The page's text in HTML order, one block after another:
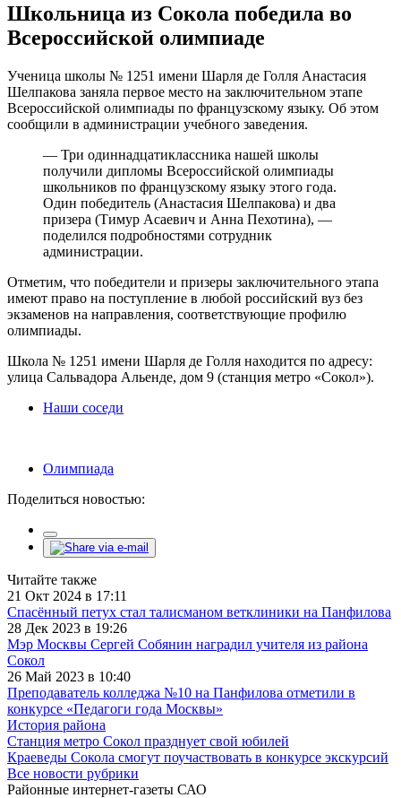
Школьница из Сокола победила во
Всероссийской олимпиаде
Ученица школы № 1251 имени Шарля де Голля Анастасия
Шелпакова заняла первое место на заключительном этапе
Всероссийской олимпиады по французскому языку. Об этом
сообщили в администрации учебного заведения.
— Три одиннадцатиклассника нашей школы
получили дипломы Всероссийской олимпиады
школьников по французскому языку этого года.
Один победитель (Анастасия Шелпакова) и два
призера (Тимур Асаевич и Анна Пехотина), —
поделился подробностями сотрудник
администрации.
Отметим, что победители и призеры заключительного этапа
имеют право на поступление в любой российский вуз без
экзаменов на направления, соответствующие профилю
олимпиады.
Школа № 1251 имени Шарля де Голля находится по адресу:
улица Сальвадора Альенде, дом 9 (станция метро «Сокол»).
Наши соседи
Олимпиада
Поделиться новостью:
Читайте также
21 Окт 2024 в 17:11
Спасённый петух стал талисманом ветклиники на Панфилова
28 Дек 2023 в 19:26
Мэр Москвы Сергей Собянин наградил учителя из района
Сокол
26 Май 2023 в 10:40
Преподаватель колледжа №10 на Панфилова отметили в
конкурсе «Педагоги года Москвы»
История района
Станция метро Сокол празднует свой юбилей
Краеведы Сокола смогут поучаствовать в конкурсе экскурсий
Все новости рубрики
Районные интернет-газеты САО